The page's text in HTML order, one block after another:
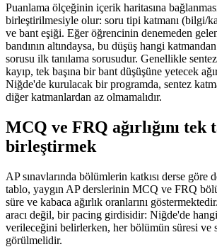
Puanlama ölçeğinin içerik haritasına
birleştirilmesiyle olur: soru tipi katmanı (bilgi/
ve bant eşiği. Eğer öğrencinin denemeden
bandının altındaysa, bu düşüş hangi
sorusu ilk tanılama sorusudur. Genellikle
kayıp, tek başına bir bant düşüşüne yetecek
Niğde'de kurulacak bir programda, sentez
diğer katmanlardan az olmamalıdır.
MCQ ve FRQ ağırlığını tek
birleştirmek
AP sınavlarında bölümlerin katkısı derse göre
tablo, yaygın AP derslerinin MCQ ve FRQ
süre ve kabaca ağırlık oranlarını
aracı değil, bir pacing girdisidir: Niğde'de hangi
verileceğini belirlerken, her bölümün süresi ve
görülmelidir.